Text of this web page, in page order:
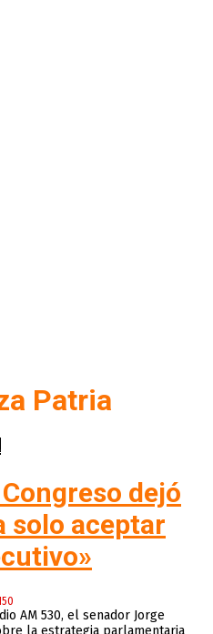
Patria
dejó
solo aceptar
AM 530, el senador Jorge